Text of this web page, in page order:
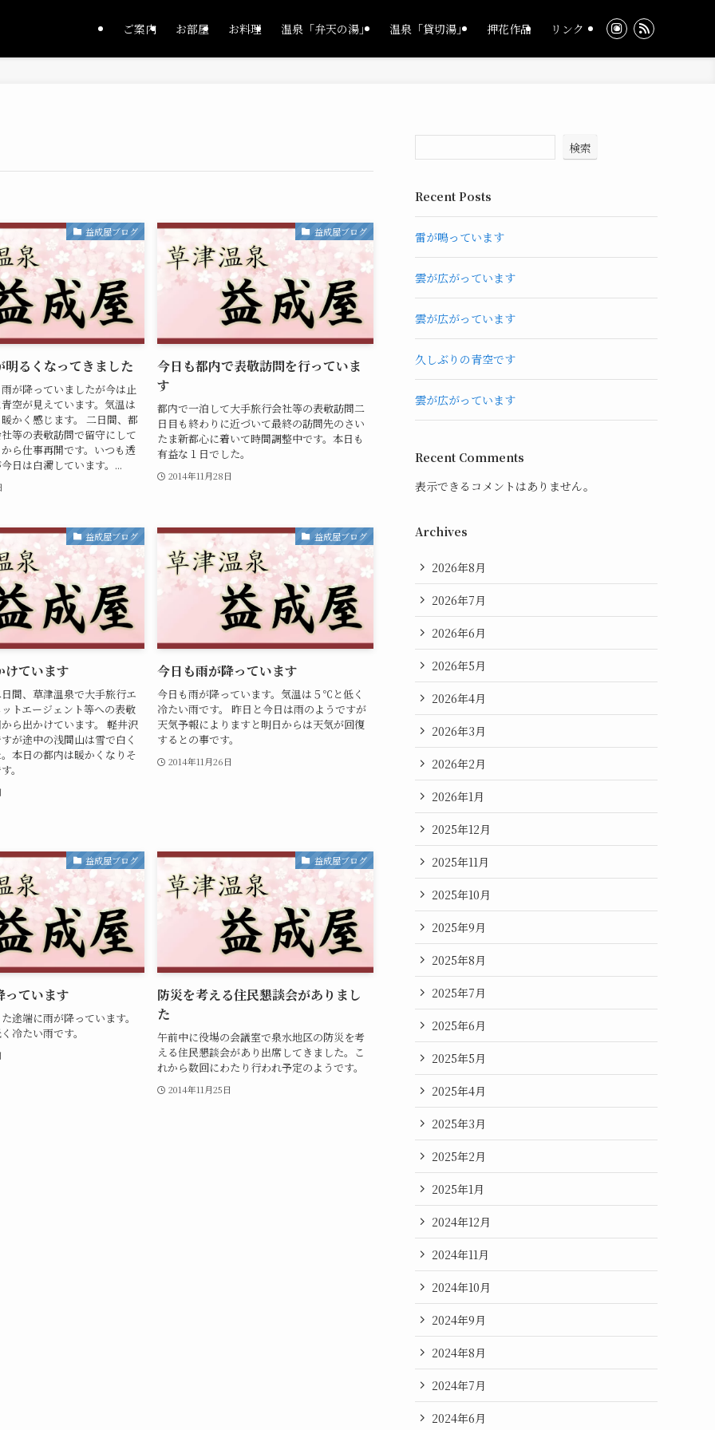
ご案内 お部屋 お料理 温泉「弁天の湯」 温泉「貸切湯」 押花作品 リンク
益成屋ブログ
明るくなってきました
が降っていましたが今は止
空が見えています。気温は
かく感じます。 二日間、都
等の表敬訪問で留守にして
ら仕事再開です。いつも透
日は白濁しています。...
益成屋ブログ
今日も都内で表敬訪問を行っていま
す
都内で一泊して大手旅行会社等の表敬訪問二
日目も終わりに近づいて最終の訪問先のさい
たま新都心に着いて時間調整中です。本日も
有益な１日でした。
2014年11月28日
益成屋ブログ
けています
間、草津温泉で大手旅行エ
トエージェント等への表敬
ら出かけています。 軽井沢
が途中の浅間山は雪で白く
本日の都内は暖かくなりそ
。
益成屋ブログ
今日も雨が降っています
今日も雨が降っています。気温は５℃と低く
冷たい雨です。 昨日と今日は雨のようですが
天気予報によりますと明日からは天気が回復
するとの事です。
2014年11月26日
益成屋ブログ
っています
途端に雨が降っています。
冷たい雨です。
益成屋ブログ
防災を考える住民懇談会がありまし
た
午前中に役場の会議室で泉水地区の防災を考
える住民懇談会があり出席してきました。こ
れから数回にわたり行われ予定のようです。
2014年11月25日
検索
Recent Posts
雷が鳴っています
雲が広がっています
雲が広がっています
久しぶりの青空です
雲が広がっています
Recent Comments
表示できるコメントはありません。
Archives
2026年8月
2026年7月
2026年6月
2026年5月
2026年4月
2026年3月
2026年2月
2026年1月
2025年12月
2025年11月
2025年10月
2025年9月
2025年8月
2025年7月
2025年6月
2025年5月
2025年4月
2025年3月
2025年2月
2025年1月
2024年12月
2024年11月
2024年10月
2024年9月
2024年8月
2024年7月
2024年6月